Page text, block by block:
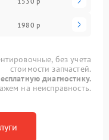
1980 р
без учета
стоимости запчастей.
диагностику.
на неисправность.